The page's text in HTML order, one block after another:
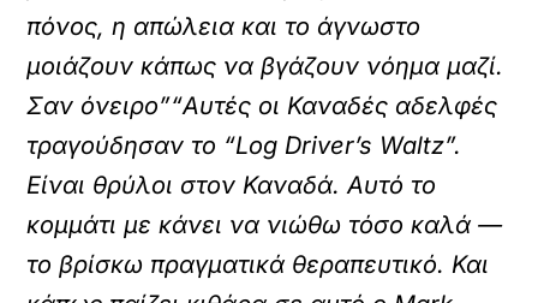
πόνος, η απώλεια και το άγνωστο
μοιάζουν κάπως να βγάζουν νόημα μαζί.
Σαν όνειρο”“Αυτές οι Καναδές αδελφές
τραγούδησαν το “Log Driver’s Waltz”.
Είναι θρύλοι στον Καναδά. Αυτό το
κομμάτι με κάνει να νιώθω τόσο καλά —
το βρίσκω πραγματικά θεραπευτικό. Και